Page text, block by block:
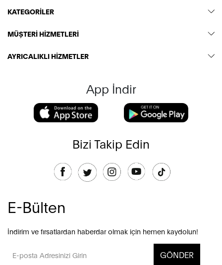
KATEGORİLER
MÜŞTERİ HİZMETLERİ
AYRICALIKLI HİZMETLER
App İndir
Bizi Takip Edin
E-Bülten
İndirim ve fırsatlardan haberdar olmak için hemen kaydolun!
GÖNDER